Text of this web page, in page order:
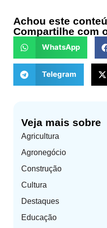
Veja mais sobre
Agricultura
Agronegócio
Construção
Cultura
Destaques
Educação
Achou este
Compartilhe com
WhatsApp
Telegram